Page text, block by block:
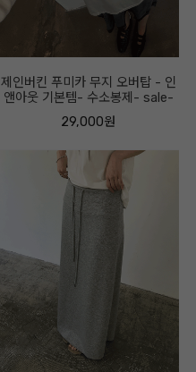
제인버킨 푸미카 무지 오버탑 - 인
앤아웃 기본템- 수소봉제- sale-
29,000원